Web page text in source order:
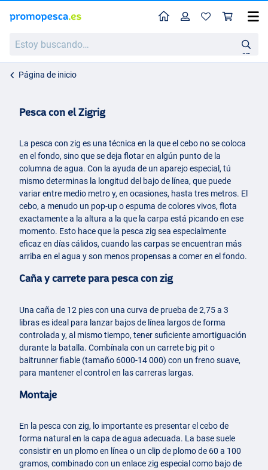
buscando…
en
Perfil
Página de inicio
Pesca con el Zigrig
La pesca con zig es una técnica en la que el cebo no se coloca
en el fondo, sino que se deja flotar en algún punto de la
columna de agua. Con la ayuda de un aparejo especial, tú
mismo determinas la longitud del bajo de línea, que puede
variar entre medio metro y, en ocasiones, hasta tres metros. El
cebo, a menudo un pop-up o espuma de colores vivos, flota
exactamente a la altura a la que la carpa está picando en ese
momento. Esto hace que la pesca zig sea especialmente
eficaz en días cálidos, cuando las carpas se encuentran más
arriba en el agua y son menos propensas a comer en el fondo.
Caña y carrete para pesca con zig
Una caña de 12 pies con una curva de prueba de 2,75 a 3
libras es ideal para lanzar bajos de línea largos de forma
controlada y, al mismo tiempo, tener suficiente amortiguación
durante la batalla. Combínala con un carrete big pit o
baitrunner fiable (tamaño 6000-14 000) con un freno suave,
para mantener el control en las carreras largas.
Montaje
En la pesca con zig, lo importante es presentar el cebo de
forma natural en la capa de agua adecuada. La base suele
consistir en un plomo en línea o un clip de plomo de 60 a 100
gramos, combinado con un enlace zig especial como bajo de